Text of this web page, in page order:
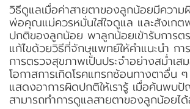
วิธีดูแลเมื่อค่าสายตาของลูกน้อยมีคว
พ่อคุณแม่ควรหมั่นใส่ใจดูแล และสังเก
ปกติของลูกน้อย พาลูกน้อยเข้ารับการต
แก้ไขด้วยวิธีที่จักษุแพทย์ให้คำแนะนำ กา
การตรวจสุขภาพเป็นประจำอย่างสม่ำเส
โอกาสการเกิดโรคแทรกซ้อนทางตาอื่น
แสดงอาการผิดปกติให้เรารู้ เมื่อค้นพบ
สามารถทำการดูแลสายตาของลูกน้อยไ